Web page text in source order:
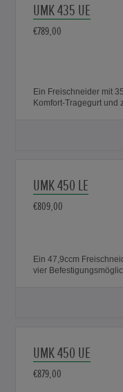
UMK 435 UE
€789,00
Ein Freischneider mit
Komfort-Tragegurt und
UMK 450 LE
€809,00
Ein 47,9ccm Freischneider mit
vier
UMK 450 UE
€879,00